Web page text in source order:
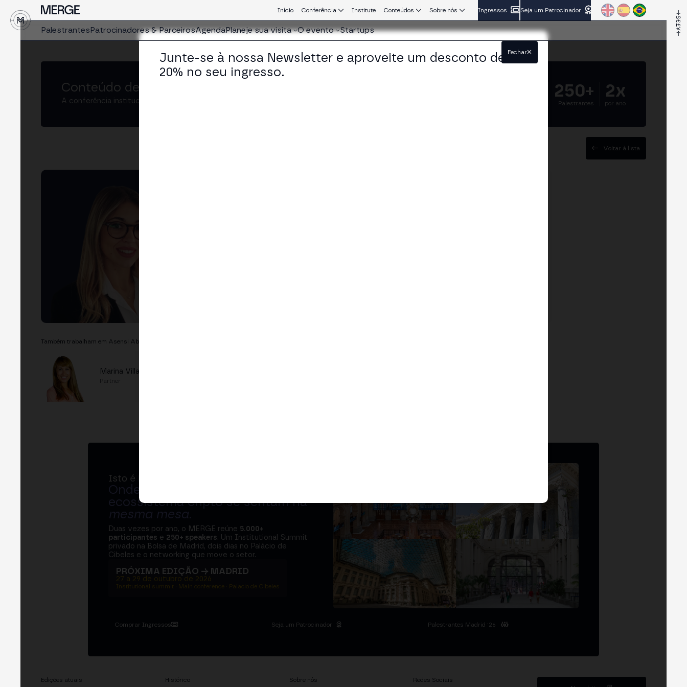
Início Conferência Institute Conteúdos Sobre nós Ingressos Seja um Patrocinador
Palestrantes Patrocinadores & ParceirosAgendaPlaneje sua visita O evento Startups
Conteúdo de MERGE
A conferência institucional de cripto e Web3 que conecta Europa e América Latina.
250+
Palestrantes
2x
por ano
Voltar à lista
Também trabalham em Asensi Abogados
Marina Villalonga
Partner
Isto é MERGE
Onde bancos, reguladores e o
ecossistema cripto se sentam na
mesma mesa.
Duas vezes por ano, o MERGE reúne 5.000+
participantes e 250+ speakers. Um Institutional Summit
privado na Bolsa de Madrid, dois dias no Palácio de
Cibeles e o networking que move o setor.
PRÓXIMA EDIÇÃO → MADRID
27 a 29 de outubro de 2026
Institutional summit · Main conference · Palacio de Cibeles
Comprar Ingressos Seja um Patrocinador Palestrantes Madrid '26
Edições atuais Histórico Sobre nós
Redes Sociais
Junte-se à nossa Newsletter e aproveite um desconto de
20% no seu ingresso.
Fechar